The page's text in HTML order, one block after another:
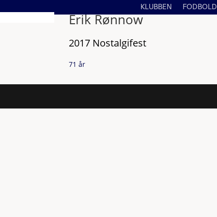
KLUBBEN
Erik Rønnow
2017 Nostalgifest
71 år